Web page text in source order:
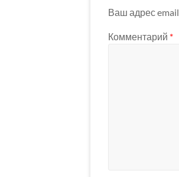
Ваш адрес email
Комментарий *